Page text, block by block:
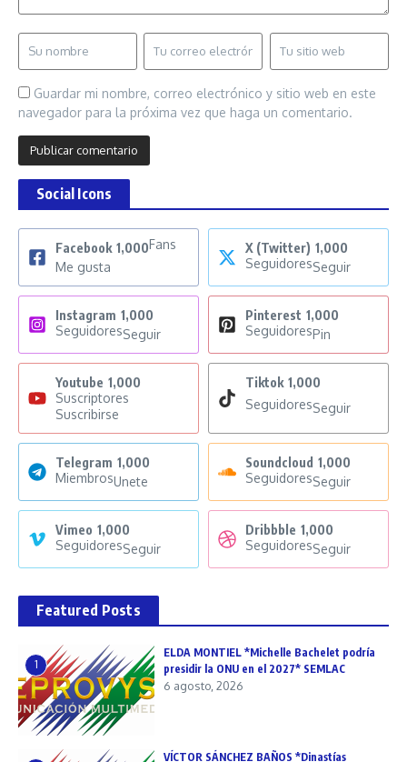
Guardar mi nombre, correo electrónico y sitio web en este
navegador para la próxima vez que haga un comentario.
Social Icons
Facebook 1,000Fans
Me gusta
X (Twitter) 1,000
SeguidoresSeguir
Instagram 1,000
SeguidoresSeguir
Pinterest 1,000
SeguidoresPin
Youtube 1,000
Suscriptores
Suscribirse
Tiktok 1,000
SeguidoresSeguir
Telegram 1,000
MiembrosUnete
Soundcloud 1,000
SeguidoresSeguir
Vimeo 1,000
SeguidoresSeguir
Dribbble 1,000
SeguidoresSeguir
Featured Posts
1
ELDA MONTIEL *Michelle Bachelet podría
presidir la ONU en el 2027* SEMLAC
6 agosto, 2026
VÍCTOR SÁNCHEZ BAÑOS *Dinastías